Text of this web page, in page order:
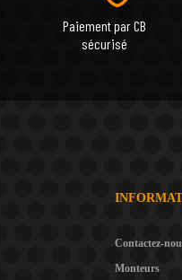
Paiement par CB
sécurisé
Contactez-
Monteurs